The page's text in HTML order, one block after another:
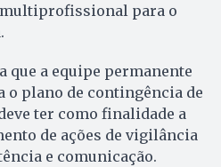
para o
que a equipe permanente
plano de contingência de
ter como finalidade a
de ações de vigilância
e comunicação.